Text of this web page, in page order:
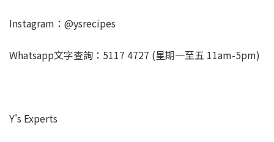
Instagram：@ysrecipes
Whatsapp文字查詢：5117 4727 (星期一至五 11am-5pm)
Y's Experts